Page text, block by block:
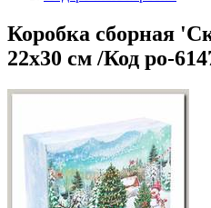
Коробка сборная
22x30 см /Код po-